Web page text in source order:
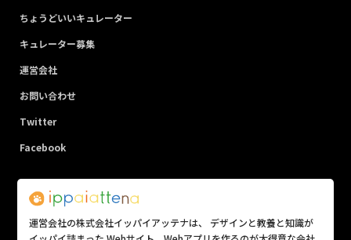
ちょうどいいキュレーター
キュレーター募集
運営会社
お問い合わせ
Twitter
Facebook
運営会社の株式会社イッパイアッテナは、 デザインと教養と知識が